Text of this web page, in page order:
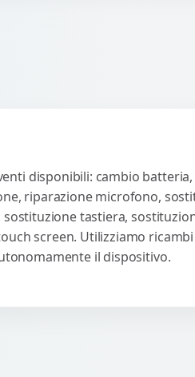
disponibili: cambio
riparazione microfono,
tastiera,
screen. Utilizziamo
il dispositivo.